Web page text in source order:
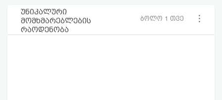
უნიკალური
მომხმარებლების
რაოდენობა
ბოლო 1 თვე